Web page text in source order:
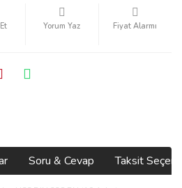
Yorum Yaz Fiyat Alarmı
Soru & Cevap Taksit